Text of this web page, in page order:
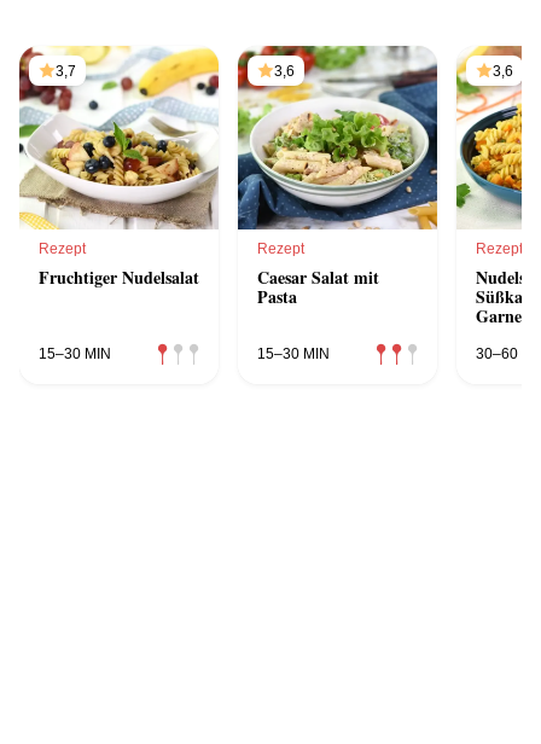
3,7
Rezept
Fruchtiger Nudelsalat
15–30 MIN
3,6
Rezept
Caesar Salat mit
Pasta
15–30 MIN
3,6
Rezept
30–60